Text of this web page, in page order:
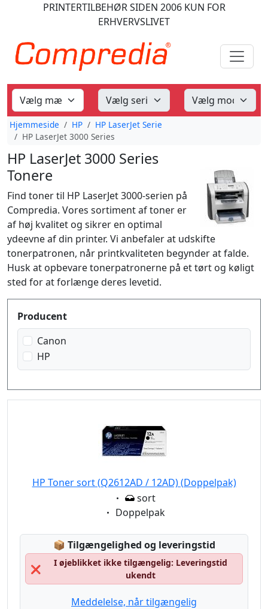
PRINTERTILBEHØRSIDEN 2006KUN FOR
ERHVERVSLIVET
Hjemmeside HP
HP LaserJet Serie
HP LaserJet 3000 Series
HP LaserJet 3000 Series
Tonere
Find toner til HP LaserJet 3000-serien på
Compredia. Vores sortiment af toner er
af høj kvalitet og sikrer en optimal
ydeevne af din printer. Vi anbefaler at udskifte
tonerpatronen, når printkvaliteten begynder at falde.
Husk at opbevare tonerpatronerne på et tørt og køligt
sted for at forlænge deres levetid.
Produktfilter
Producent
Canon
HP
HP Toner sort (Q2612AD / 12AD) (Doppelpak)
Eigenschaft:
sort
Eigenschaft:
Doppelpak
📦 Lagerstatus:
Tilgængelighed og leveringstid
❌
I øjeblikket ikke tilgængelig: Leveringstid
ukendt
Meddelelse, når tilgængelig